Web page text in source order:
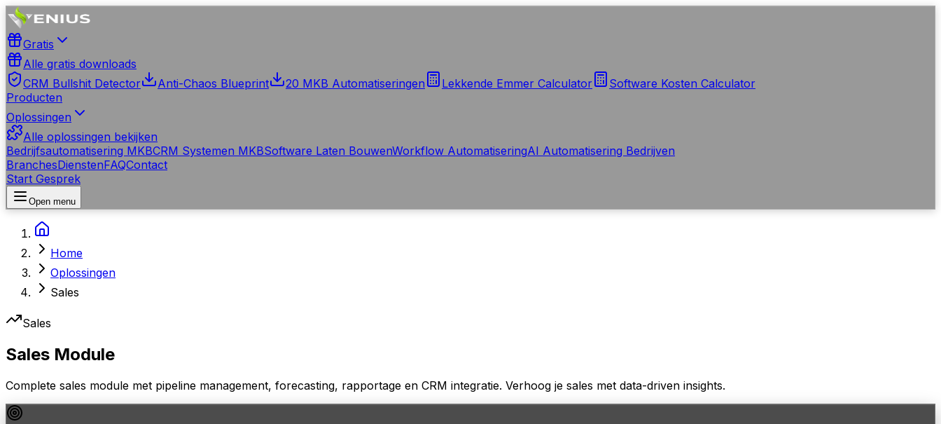
Gratis
Alle gratis downloads
CRM Bullshit Detector
Anti-Chaos Blueprint 20 MKB Automatiseringen Lekkende Emmer Calculator
Software Kosten Calculator
Producten
Oplossingen
Alle oplossingen bekijken
Bedrijfsautomatisering MKBCRM Systemen MKBSoftware Laten BouwenWorkflow AutomatiseringAI Automatisering Bedrijven
BranchesDienstenFAQContact
Start Gesprek
Open menu
Home
Oplossingen
Sales
Sales
Sales Module
Complete sales module met pipeline management, forecasting, rapportage en CRM integratie. Verhoog je sales met data-driven insights.